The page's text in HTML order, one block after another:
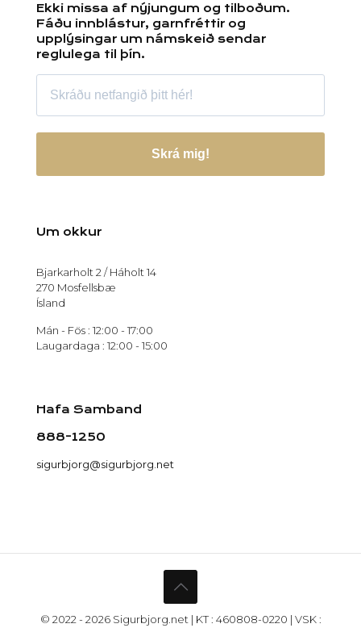
Ekki missa af nýjungum og tilboðum.
Fáðu innblástur, garnfréttir og
upplýsingar um námskeið sendar
reglulega til þín.
Skrá mig!
Um okkur
Bjarkarholt 2 / Háholt 14
270 Mosfellsbæ
Ísland
Mán - Fös : 12:00 - 17:00
Laugardaga : 12:00 - 15:00
Hafa Samband
888-1250
sigurbjorg@sigurbjorg.net
© 2022 - 2026 Sigurbjorg.net | KT : 460808-0220 | VSK :